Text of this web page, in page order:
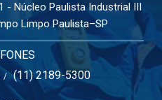
- Núcleo Paulista Industrial III
Limpo Paulista–SP
(11) 2189-5300